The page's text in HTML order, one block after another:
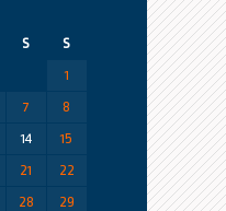
S
S
1
7
8
14
15
21
22
28
29